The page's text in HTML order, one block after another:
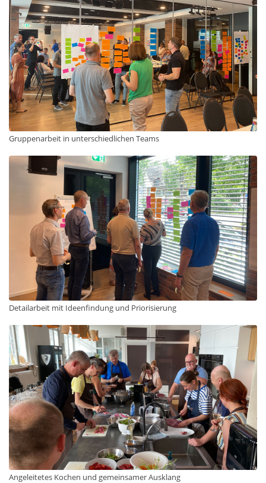
Gruppenarbeit in unterschiedlichen Teams
Detailarbeit mit Ideenfindung und Priorisierung
Angeleitetes Kochen und gemeinsamer Ausklang